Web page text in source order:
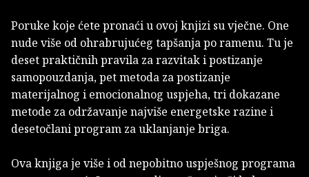
Poruke koje ćete pronaći u ovoj knjizi su vječne. One
nude više od ohrabrujućeg tapšanja po ramenu. Tu je
deset praktičnih pravila za razvitak i postizanje
samopouzdanja, pet metoda za postizanje
materijalnog i emocionalnog uspjeha, tri dokazane
metode za održavanje najviše energetske razine i
desetočlani program za uklanjanje briga.
Ova knjiga je više i od nepobitno uspješnog programa